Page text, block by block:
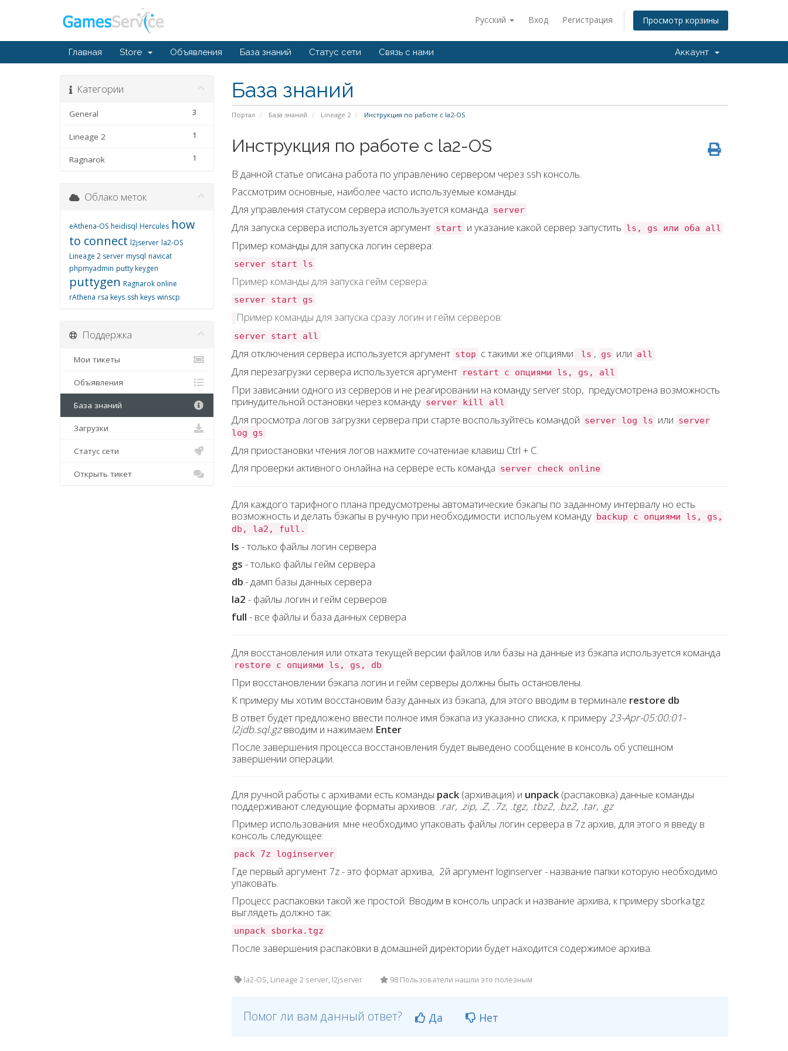
Русский Вход Регистрация Просмотр корзины
Главная Store Объявления База знаний Статус сети Связь с нами Аккаунт
База знаний
Портал База знаний Lineage 2 Инструкция по работе с la2-OS
Категории
3
General
1
Lineage 2
1
Ragnarok
Инструкция по работе с la2-OS
В данной статье описана работа по управлению сервером через ssh консоль.
Рассмотрим основные, наиболее часто используемые команды:
Для управления статусом сервера используется команда server
Для запуска сервера используется аргумент start и указание какой сервер запустить ls, gs или оба all
Пример команды для запуска логин сервера:
server start ls
Пример команды для запуска гейм сервера:
server start gs
Пример команды для запуска сразу логин и гейм серверов:
server start all
Для отключения сервера используется аргумент stop с такими же опциями ls , gs или all
Для перезагрузки сервера используется аргумент restart с опциями ls, gs, all
При зависании одного из серверов и не реагировании на команду server stop, предусмотрена возможность
принудительной остановки через команду server kill all
Для просмотра логов загрузки сервера при старте воспользуйтесь командой server log ls или server
log gs
Для приостановки чтения логов нажмите сочатениае клавиш Ctrl + C.
Для проверки активного онлайна на сервере есть команда server check online
Для каждого тарифного плана предусмотрены автоматические бэкапы по заданному интервалу но есть
возможность и делать бэкапы в ручную при необходимости: испольуем команду backup с опциями ls, gs,
db, la2, full.
ls - только файлы логин сервера
gs - только файлы гейм сервера
db.- дамп базы данных сервера
la2 - файлы логин и гейм серверов
full - все файлы и база данных сервера
Для восстановления или отката текущей версии файлов или базы на данные из бэкапа используется команда
restore c опциями ls, gs, db
При восстановлении бэкапа логин и гейм серверы должны быть остановлены.
К примеру мы хотим восстановим базу данных из бэкапа, для этого вводим в терминале restore db
В ответ будет предложено ввести полное имя бэкапа из указанно списка, к примеру 23-Apr-05:00:01-
l2jdb.sql.gzвводим и нажимаем Enter
После завершения процесса восстановления будет выведено сообщение в консоль об успешном
завершении операции.
Для ручной работы с архивами есть команды pack(архивация) и unpack(распаковка) данные команды
поддерживают следующие форматы архивов: .rar, .zip, .Z, .7z, .tgz, .tbz2, .bz2, .tar, .gz
Пример использования: мне необходимо упаковать файлы логин сервера в 7z архив, для этого я введу в
консоль следующее:
pack 7z loginserver
Где первый аргумент 7z - это формат архива, 2й аргумент loginserver - название папки которую необходимо
упаковать.
Процесс распаковки такой же простой. Вводим в консоль unpack и название архива, к примеру sborka.tgz
выглядеть должно так:
unpack sborka.tgz
После завершения распаковки в домашней директории будет находится содержимое архива.
la2-OS, Lineage 2 server, l2jserver 98 Пользователи нашли это полезным
Помог ли вам данный ответ? Да Нет
Облако меток
eAthena-OS heidisql Hercules how
to connect l2jserver la2-OS
Lineage 2 server mysql navicat
phpmyadmin putty keygen
puttygen Ragnarok online
rAthena rsa keys ssh keys winscp
Поддержка
Мои тикеты
Объявления
База знаний
Загрузки
Статус сети
Открыть тикет